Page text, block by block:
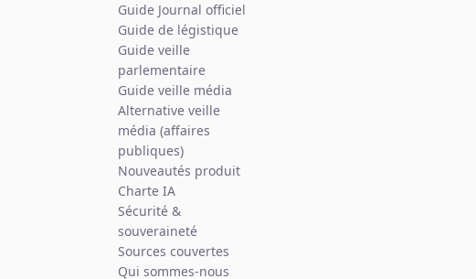
Guide Journal officiel
Guide de légistique
Guide veille
parlementaire
Guide veille média
Alternative veille
média (affaires
publiques)
Nouveautés produit
Charte IA
Sécurité &
souveraineté
Sources couvertes
Qui sommes-nous